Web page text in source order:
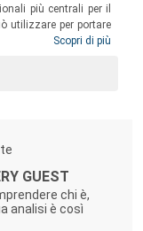
più centrali per il
utilizzare per portare
edizione del libro è
e l’adozione della
Scopri di più
GUEST
chi è,
analisi è così